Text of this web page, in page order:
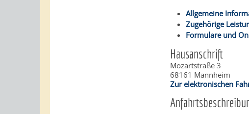
Allgemeine
Zugehörige
Formulare und
Hausanschrift
Mozartstraße 3
68161 Mannheim
Zur elektronischen